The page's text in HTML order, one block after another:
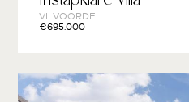
VILVOORDE
€695.000